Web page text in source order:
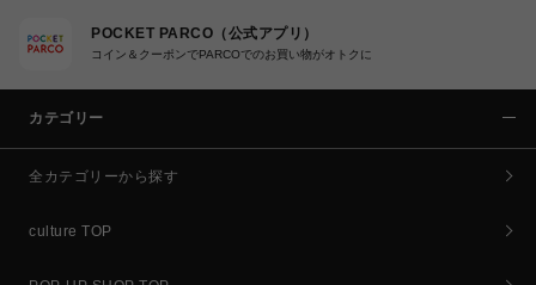
POCKET PARCO（公式アプリ）
コイン＆クーポンでPARCOでのお買い物がオトクに
カテゴリー
全カテゴリーから探す
culture TOP